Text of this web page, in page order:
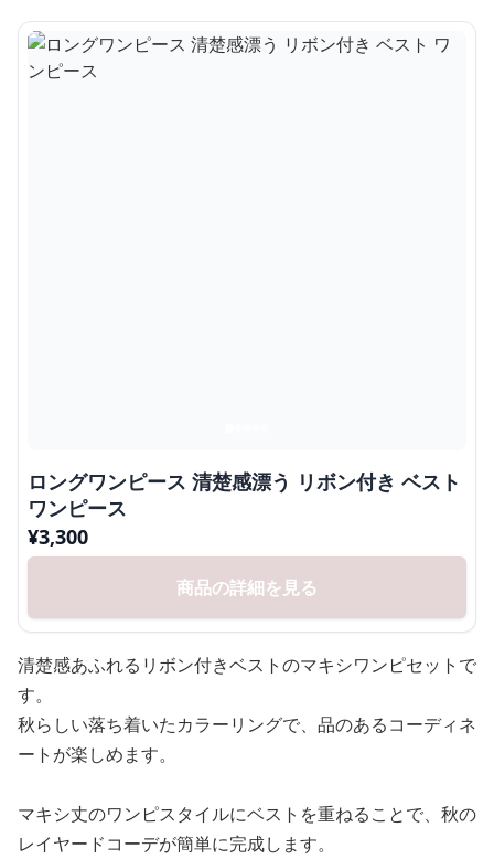
ロングワンピース 清楚感漂う リボン付き ベスト
ワンピース
¥3,300
商品の詳細を見る
清楚感あふれるリボン付きベストのマキシワンピセットで
す。
秋らしい落ち着いたカラーリングで、品のあるコーディネ
ートが楽しめます。
マキシ丈のワンピスタイルにベストを重ねることで、秋の
レイヤードコーデが簡単に完成します。